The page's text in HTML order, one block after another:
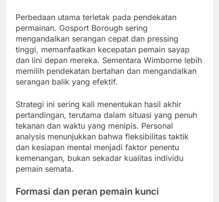
Perbedaan utama terletak pada pendekatan
permainan. Gosport Borough sering
mengandalkan serangan cepat dan pressing
tinggi, memanfaatkan kecepatan pemain sayap
dan lini depan mereka. Sementara Wimborne lebih
memilih pendekatan bertahan dan mengandalkan
serangan balik yang efektif.
Strategi ini sering kali menentukan hasil akhir
pertandingan, terutama dalam situasi yang penuh
tekanan dan waktu yang menipis. Personal
analysis menunjukkan bahwa fleksibilitas taktik
dan kesiapan mental menjadi faktor penentu
kemenangan, bukan sekadar kualitas individu
pemain semata.
Formasi dan peran pemain kunci